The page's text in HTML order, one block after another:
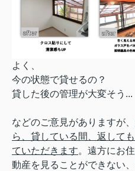
よく、
今の状態で貸せるの？
貸した後の管理が大変そう...
などのご意見がありますが、
ら、貸している間、返して
ていただきます。遠方にお
動産を見ることができない